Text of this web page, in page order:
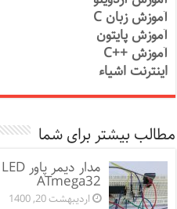
آموزش زبان C
آموزش پایتون
آموزش ++C
اینترنت اشیاء
مطالب بیشتر برای شما
ATmega32
اردیبهشت 20, 1400